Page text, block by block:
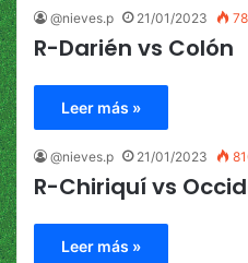
@nieves.p 21/01/2023
R-Darién vs Colón
Leer más »
@nieves.p 21/01/2023
R-Chiriquí vs
Leer más »